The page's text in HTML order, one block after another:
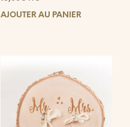
AJOUTER AU PANIER